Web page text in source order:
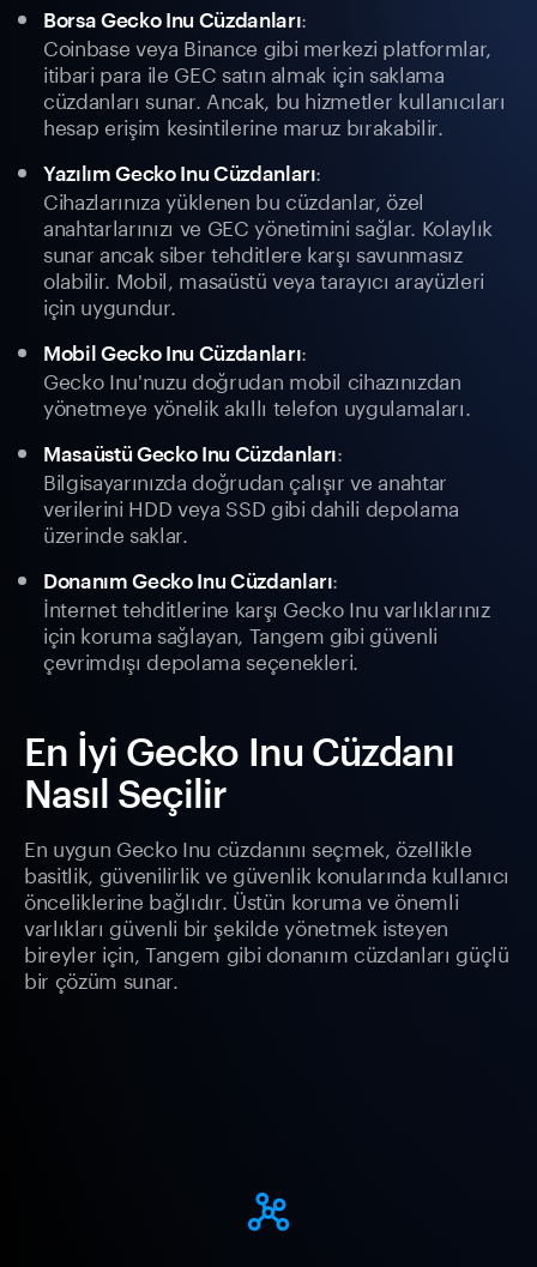
Borsa Gecko Inu Cüzdanları:
Coinbase veya Binance gibi merkezi platformlar,
itibari para ile GEC satın almak için saklama
cüzdanları sunar. Ancak, bu hizmetler kullanıcıları
hesap erişim kesintilerine maruz bırakabilir.
Yazılım Gecko Inu Cüzdanları:
Cihazlarınıza yüklenen bu cüzdanlar, özel
anahtarlarınızı ve GEC yönetimini sağlar. Kolaylık
sunar ancak siber tehditlere karşı savunmasız
olabilir. Mobil, masaüstü veya tarayıcı arayüzleri
için uygundur.
Mobil Gecko Inu Cüzdanları:
Gecko Inu'nuzu doğrudan mobil cihazınızdan
yönetmeye yönelik akıllı telefon uygulamaları.
Masaüstü Gecko Inu Cüzdanları:
Bilgisayarınızda doğrudan çalışır ve anahtar
verilerini HDD veya SSD gibi dahili depolama
üzerinde saklar.
Donanım Gecko Inu Cüzdanları:
İnternet tehditlerine karşı Gecko Inu varlıklarınız
için koruma sağlayan, Tangem gibi güvenli
çevrimdışı depolama seçenekleri.
En İyi Gecko Inu Cüzdanı
Nasıl Seçilir
En uygun Gecko Inu cüzdanını seçmek, özellikle
basitlik, güvenilirlik ve güvenlik konularında kullanıcı
önceliklerine bağlıdır. Üstün koruma ve önemli
varlıkları güvenli bir şekilde yönetmek isteyen
bireyler için, Tangem gibi donanım cüzdanları güçlü
bir çözüm sunar.